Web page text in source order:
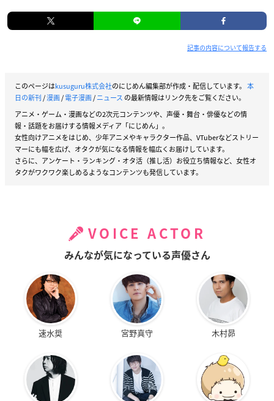
記事の内容について報告する
このページはkusuguru株式会社のにじめん編集部が作成・配信しています。 本
日の新刊/漫画/電子漫画/ニュース の最新情報はリンク先をご覧ください。
アニメ・ゲーム・漫画などの2次元コンテンツや、声優・舞台・俳優などの情
報・話題をお届けする情報メディア「にじめん」。
女性向けアニメをはじめ、少年アニメやキャラクター作品、VTuberなどストリー
マーにも幅を広げ、オタクが気になる情報を幅広くお届けしています。
さらに、アンケート・ランキング・オタ活（推し活）お役立ち情報など、女性オ
タクがワクワク楽しめるようなコンテンツも発信しています。
VOICE ACTOR
みんなが気になっている声優さん
速水奨 宮野真守 木村昴